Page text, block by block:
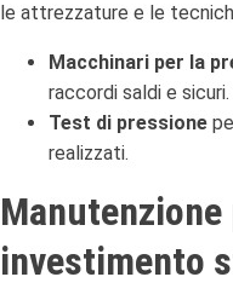
le attrezzature e le
Macchinari per la
raccordi saldi e sicuri.
Test di pressione
realizzati.
investimento